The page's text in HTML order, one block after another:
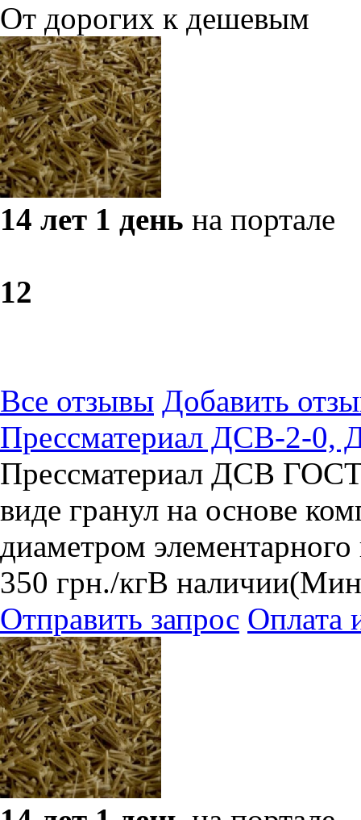
От дорогих к дешевым
14 лет 1 день на портале
12
Все отзывы Добавить
Прессматериал ДСВ-2-
Прессматериал ДСВ ГОСТ
виде гранул на основе
диаметром
350 грн./кгВ наличии
Отправить запрос Оплата